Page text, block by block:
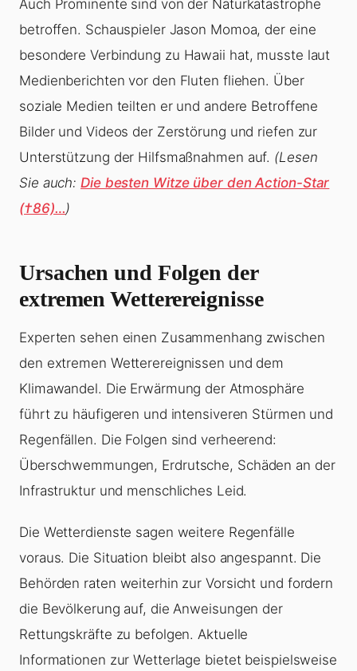
Auch Prominente sind von der Naturkatastrophe
betroffen. Schauspieler Jason Momoa, der eine
besondere Verbindung zu Hawaii hat, musste laut
Medienberichten vor den Fluten fliehen. Über
soziale Medien teilten er und andere Betroffene
Bilder und Videos der Zerstörung und riefen zur
Unterstützung der Hilfsmaßnahmen auf. (Lesen
Sie auch:Die besten Witze über den Action-Star
(†86)…)
Ursachen und Folgen der
extremen Wetterereignisse
Experten sehen einen Zusammenhang zwischen
den extremen Wetterereignissen und dem
Klimawandel. Die Erwärmung der Atmosphäre
führt zu häufigeren und intensiveren Stürmen und
Regenfällen. Die Folgen sind verheerend:
Überschwemmungen, Erdrutsche, Schäden an der
Infrastruktur und menschliches Leid.
Die Wetterdienste sagen weitere Regenfälle
voraus. Die Situation bleibt also angespannt. Die
Behörden raten weiterhin zur Vorsicht und fordern
die Bevölkerung auf, die Anweisungen der
Rettungskräfte zu befolgen. Aktuelle
Informationen zur Wetterlage bietet beispielsweise